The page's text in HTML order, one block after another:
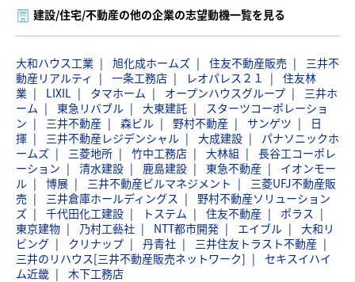
建設/住宅/不動産の他の企業の志望動機一覧を見る
大和ハウス工業 旭化成ホームズ 住友不動産販売
三井不
動産リアルティ
一条工務店 レオパレス２１
住友林
業
LIXIL タマホーム オープンハウスグループ
三井ホ
ーム
東急リバブル 大東建託
スターツコーポレーショ
ン
三井不動産 森ビル 野村不動産 サンゲツ
日
揮
三井不動産レジデンシャル 大成建設
パナソニックホ
ームズ
三菱地所 竹中工務店 大林組
長谷工コーポレ
ーション
清水建設 鹿島建設 東急不動産
イオンモー
ル
博展 三井不動産ビルマネジメント
三菱UFJ不動産販
売
三井倉庫ホールディングス
野村不動産ソリューション
ズ
千代田化工建設 トステム 住友不動産
ポラス
東京建物
乃村工藝社 NTT都市開発 エイブル
大和リ
ビング
クリナップ 丹青社
三井住友トラスト不動産
三井のリハウス[三井不動産販売ネットワーク]
セキスイハイ
ム近畿
木下工務店